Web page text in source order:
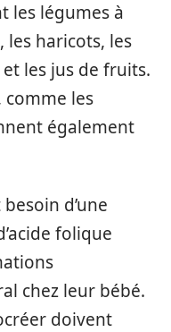
les légumes à
les haricots, les
les jus de fruits.
les
également
d’une
folique
chez leur bébé.
doivent